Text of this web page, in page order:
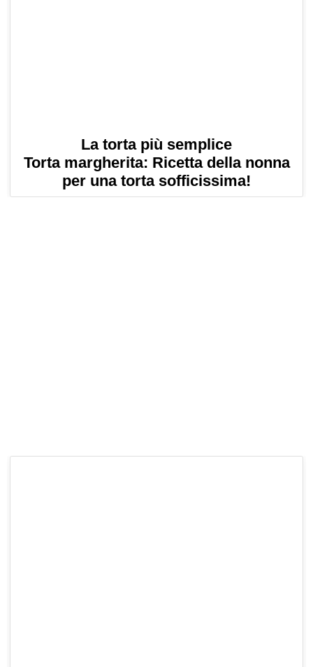
La torta più semplice
Torta margherita: Ricetta della nonna
per una torta sofficissima!